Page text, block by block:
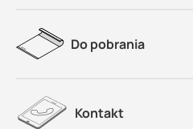
Do pobrania
Kontakt